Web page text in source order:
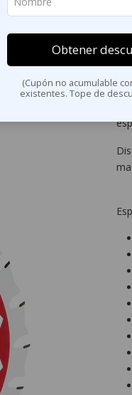
Es
Obtener
(Cupón no acumulable
existentes. Tope de